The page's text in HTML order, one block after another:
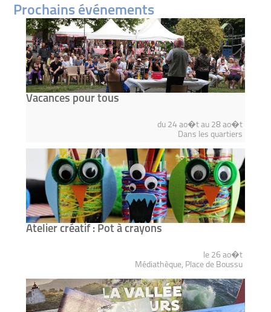
Prochains événements
Vacances pour tous
du 24 ao�t au 28 ao�t
Dans les quartiers
Atelier créatif : Pot à crayons
le 26 ao�t
Médiathèque, Place de Boussu